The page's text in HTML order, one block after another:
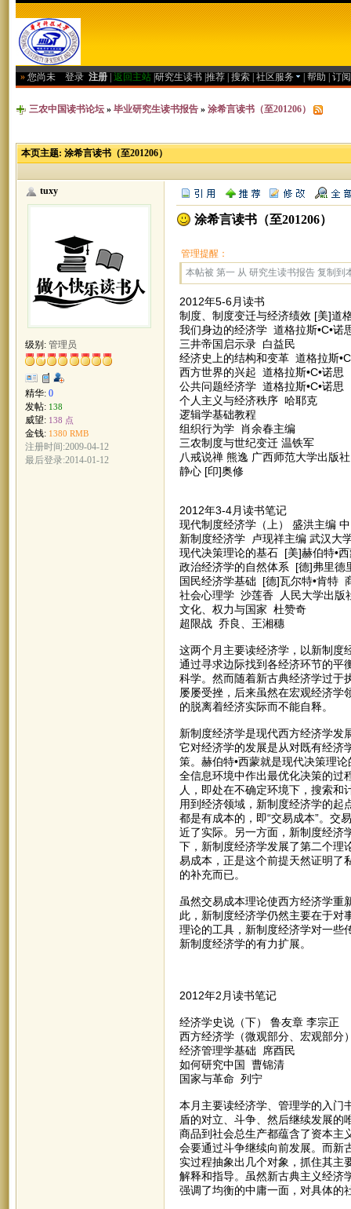
» 您尚未 登录 注册 返回主站 研究生读书 推荐 搜索 社区服务 帮助 订
三农中国读书论坛 » 毕业研究生读书报告 » 涂希言读书（至201206）
本页主题: 涂希言读书（至201206）
tuxy
级别: 管理员
精华: 0
发帖: 138
威望: 138 点
金钱: 1380 RMB
注册时间:2009-04-12
最后登录:2014-01-12
涂希言读书（至201206）
管理提醒：
本帖被 第一 从 研究生读书报告 复制到
2012年5-6月读书
制度、制度变迁与经济绩效 [美]道
我们身边的经济学 道格拉斯•C•诺
三井帝国启示录 白益民
经济史上的结构和变革 道格拉斯
西方世界的兴起 道格拉斯•C•诺思
公共问题经济学 道格拉斯•C•诺思
个人主义与经济秩序 哈耶克
逻辑学基础教程
组织行为学 肖余春主编
三农制度与世纪变迁 温铁军
八戒说禅 熊逸 广西师范大学出版社
静心 [印]奥修
2012年3-4月读书笔记
现代制度经济学（上） 盛洪主编
新制度经济学 卢现祥主编 武汉大
现代决策理论的基石 [美]赫伯特•
政治经济学的自然体系 [德]弗里德
国民经济学基础 [德]瓦尔特•肯特
社会心理学 沙莲香 人民大学出版
文化、权力与国家 杜赞奇
超限战 乔良、王湘穗
这两个月主要读经济学，以新制度
通过寻求边际找到各经济环节的平
科学。然而随着新古典经济学过于
屡屡受挫，后来虽然在宏观经济学
的脱离着经济实际而不能自释。
新制度经济学是现代西方经济学发
它对经济学的发展是从对既有经济
策。赫伯特•西蒙就是现代决策理
全信息环境中作出最优化决策的过
人，即处在不确定环境下，搜索
用到经济领域，新制度经济学的起
都是有成本的，即“交易成本”。交
近了实际。另一方面，新制度经济
下，新制度经济学发展了第二个
易成本，正是这个前提天然证明了
的补充而已。
虽然交易成本理论使西方经济学重
此，新制度经济学仍然主要在于对
理论的工具，新制度经济学对一些
新制度经济学的有力扩展。
2012年2月读书笔记
经济学史说（下） 鲁友章 李宗正
西方经济学（微观部分、宏观部分
经济管理学基础 席酉民
如何研究中国 曹锦清
国家与革命 列宁
本月主要读经济学、管理学的入门
盾的对立、斗争、然后继续发展的
商品到社会总生产都蕴含了资本主
会要通过斗争继续向前发展。而新
实过程抽象出几个对象，抓住其主
解释和指导。虽然新古典主义经济
强调了均衡的中庸一面，对具体的